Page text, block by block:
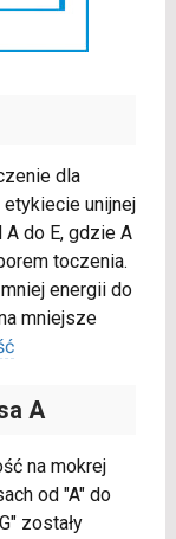
dla
unijnej
do E, gdzie A
toczenia.
energii do
mniejsze
A
na mokrej
od "A" do
zostały